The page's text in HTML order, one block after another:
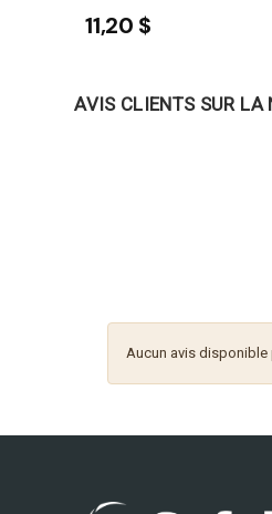
11,20 $
AVIS CLIENTS SUR LA
Aucun avis disponible